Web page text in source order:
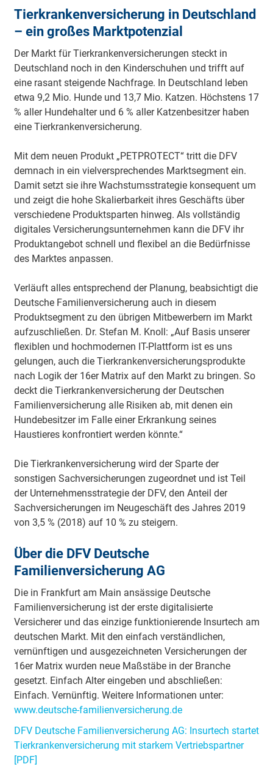
Tierkrankenversicherung in Deutschland
– ein großes Marktpotenzial
Der Markt für Tierkrankenversicherungen steckt in
Deutschland noch in den Kinderschuhen und trifft auf
eine rasant steigende Nachfrage. In Deutschland leben
etwa 9,2 Mio. Hunde und 13,7 Mio. Katzen. Höchstens 17
% aller Hundehalter und 6 % aller Katzenbesitzer haben
eine Tierkrankenversicherung.
Mit dem neuen Produkt „PETPROTECT“ tritt die DFV
demnach in ein vielversprechendes Marktsegment ein.
Damit setzt sie ihre Wachstumsstrategie konsequent um
und zeigt die hohe Skalierbarkeit ihres Geschäfts über
verschiedene Produktsparten hinweg. Als vollständig
digitales Versicherungsunternehmen kann die DFV ihr
Produktangebot schnell und flexibel an die Bedürfnisse
des Marktes anpassen.
Verläuft alles entsprechend der Planung, beabsichtigt die
Deutsche Familienversicherung auch in diesem
Produktsegment zu den übrigen Mitbewerbern im Markt
aufzuschließen. Dr. Stefan M. Knoll: „Auf Basis unserer
flexiblen und hochmodernen IT-Plattform ist es uns
gelungen, auch die Tierkrankenversicherungsprodukte
nach Logik der 16er Matrix auf den Markt zu bringen. So
deckt die Tierkrankenversicherung der Deutschen
Familienversicherung alle Risiken ab, mit denen ein
Hundebesitzer im Falle einer Erkrankung seines
Haustieres konfrontiert werden könnte.“
Die Tierkrankenversicherung wird der Sparte der
sonstigen Sachversicherungen zugeordnet und ist Teil
der Unternehmensstrategie der DFV, den Anteil der
Sachversicherungen im Neugeschäft des Jahres 2019
von 3,5 % (2018) auf 10 % zu steigern.
Über die DFV Deutsche
Familienversicherung AG
Die in Frankfurt am Main ansässige Deutsche
Familienversicherung ist der erste digitalisierte
Versicherer und das einzige funktionierende Insurtech am
deutschen Markt. Mit den einfach verständlichen,
vernünftigen und ausgezeichneten Versicherungen der
16er Matrix wurden neue Maßstäbe in der Branche
gesetzt. Einfach Alter eingeben und abschließen:
Einfach. Vernünftig. Weitere Informationen unter:
www.deutsche-familienversicherung.de
DFV Deutsche Familienversicherung AG: Insurtech startet
Tierkrankenversicherung mit starkem Vertriebspartner
[PDF]